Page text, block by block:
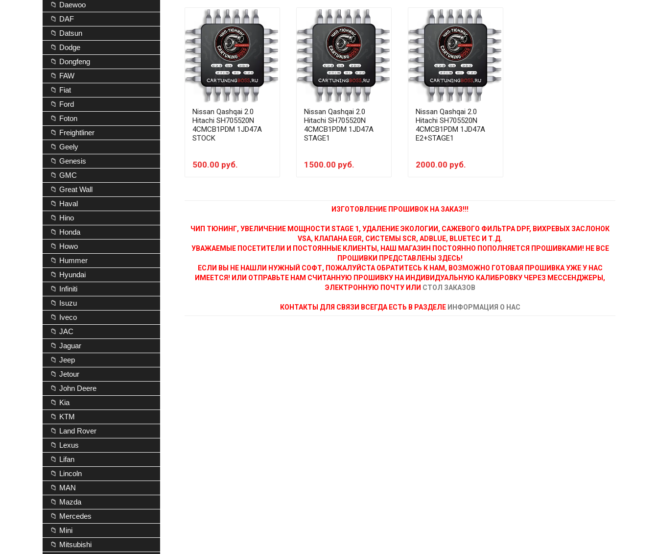
Nissan Qashqai 2.0
Hitachi SH705520N
4CMCB1PDM 1JD47A
STOCK
500.00 руб.
Nissan Qashqai 2.0
Hitachi SH705520N
4CMCB1PDM 1JD47A
STAGE1
1500.00 руб.
Nissan Qashqai 2.0
Hitachi SH705520N
4CMCB1PDM 1JD47A
E2+STAGE1
2000.00 руб.
ИЗГОТОВЛЕНИЕ ПРОШИВОК НА ЗАКАЗ!!!
ЧИП ТЮНИНГ, УВЕЛИЧЕНИЕ МОЩНОСТИ STAGE 1, УДАЛЕНИЕ ЭКОЛОГИИ, САЖЕВОГО ФИЛЬТРА DPF, ВИХРЕВЫХ ЗАСЛОНОК
VSA, КЛАПАНА EGR, СИСТЕМЫ SCR, ADBLUE, BLUETEC И Т.Д.
УВАЖАЕМЫЕ ПОСЕТИТЕЛИ И ПОСТОЯННЫЕ КЛИЕНТЫ, НАШ МАГАЗИН ПОСТОЯННО ПОПОЛНЯЕТСЯ ПРОШИВКАМИ! НЕ ВСЕ
ПРОШИВКИ ПРЕДСТАВЛЕНЫ ЗДЕСЬ!
ЕСЛИ ВЫ НЕ НАШЛИ НУЖНЫЙ СОФТ, ПОЖАЛУЙСТА ОБРАТИТЕСЬ К НАМ, ВОЗМОЖНО ГОТОВАЯ ПРОШИВКА УЖЕ У НАС
ИМЕЕТСЯ! ИЛИ ОТПРАВЬТЕ НАМ СЧИТАННУЮ ПРОШИВКУ НА ИНДИВИДУАЛЬНУЮ КАЛИБРОВКУ ЧЕРЕЗ МЕССЕНДЖЕРЫ,
ЭЛЕКТРОННУЮ ПОЧТУ ИЛИ СТОЛ ЗАКАЗОВ
КОНТАКТЫ ДЛЯ СВЯЗИ ВСЕГДА ЕСТЬ В РАЗДЕЛЕ ИНФОРМАЦИЯ О НАС
📁 Daewoo
📁 DAF
📁 Datsun
📁 Dodge
📁 Dongfeng
📁 FAW
📁 Fiat
📁 Ford
📁 Foton
📁 Freightliner
📁 Geely
📁 Genesis
📁 GMC
📁 Great Wall
📁 Haval
📁 Hino
📁 Honda
📁 Howo
📁 Hummer
📁 Hyundai
📁 Infiniti
📁 Isuzu
📁 Iveco
📁 JAC
📁 Jaguar
📁 Jeep
📁 Jetour
📁 John Deere
📁 Kia
📁 KTM
📁 Land Rover
📁 Lexus
📁 Lifan
📁 Lincoln
📁 MAN
📁 Mazda
📁 Mercedes
📁 Mini
📁 Mitsubishi